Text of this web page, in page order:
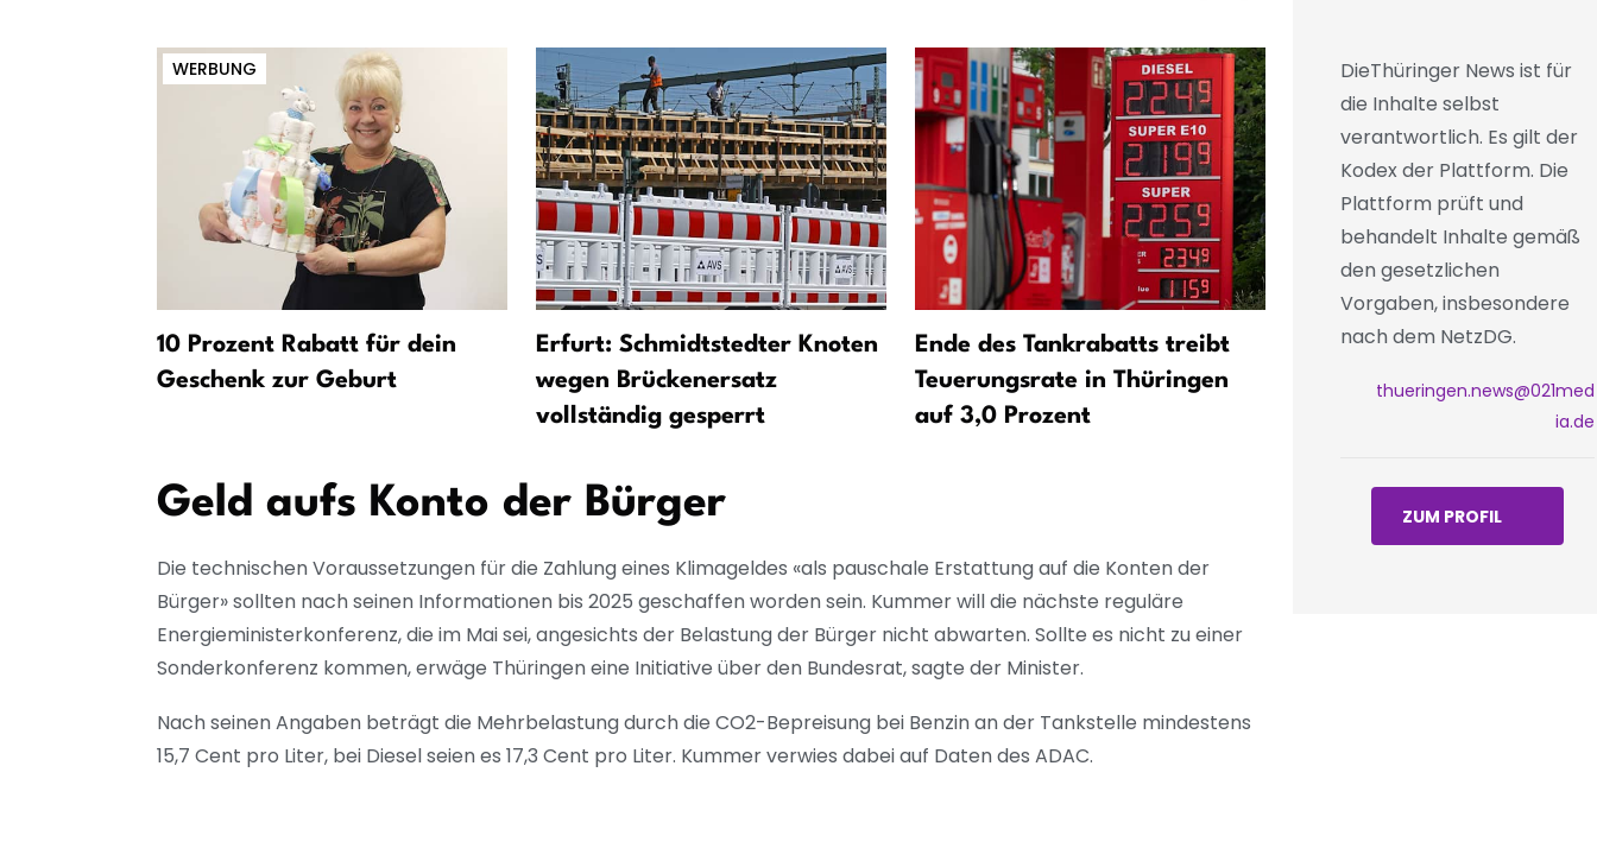
WERBUNG
10 Prozent Rabatt für dein
Geschenk zur Geburt
Erfurt: Schmidtstedter Knoten
wegen Brückenersatz
vollständig gesperrt
Ende des Tankrabatts treibt
Teuerungsrate in Thüringen
auf 3,0 Prozent
Rettungssanitäter stoppen
betrunkene Autofahrerin
Geld aufs Konto der Bürger
Die technischen Voraussetzungen für die Zahlung eines Klimageldes «als pauschale Erstattung auf die Konten der
Bürger» sollten nach seinen Informationen bis 2025 geschaffen worden sein. Kummer will die nächste reguläre
Energieministerkonferenz, die im Mai sei, angesichts der Belastung der Bürger nicht abwarten. Sollte es nicht zu einer
Sonderkonferenz kommen, erwäge Thüringen eine Initiative über den Bundesrat, sagte der Minister.
Nach seinen Angaben beträgt die Mehrbelastung durch die CO2-Bepreisung bei Benzin an der Tankstelle mindestens
15,7 Cent pro Liter, bei Diesel seien es 17,3 Cent pro Liter. Kummer verwies dabei auf Daten des ADAC.
DieThüringer News ist für
die Inhalte selbst
verantwortlich. Es gilt der
Kodex der Plattform. Die
Plattform prüft und
behandelt Inhalte gemäß
den gesetzlichen
Vorgaben, insbesondere
nach dem NetzDG.
thueringen.news@021med
ia.de
ZUM PROFIL